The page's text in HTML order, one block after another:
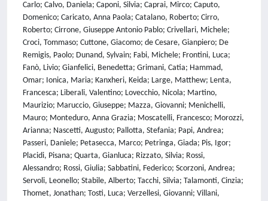
Carlo; Calvo, Daniela; Caponi, Silvia; Caprai, Mirco; Caputo,
Domenico; Caricato, Anna Paola; Catalano, Roberto; Cirro,
Roberto; Cirrone, Giuseppe Antonio Pablo; Crivellari, Michele;
Croci, Tommaso; Cuttone, Giacomo; de Cesare, Gianpiero; De
Remigis, Paolo; Dunand, Sylvain; Fabi, Michele; Frontini, Luca;
Fanò, Livio; Gianfelici, Benedetta; Grimani, Catia; Hammad,
Omar; Ionica, Maria; Kanxheri, Keida; Large, Matthew; Lenta,
Francesca; Liberali, Valentino; Lovecchio, Nicola; Martino,
Maurizio; Maruccio, Giuseppe; Mazza, Giovanni; Menichelli,
Mauro; Monteduro, Anna Grazia; Moscatelli, Francesco; Morozzi,
Arianna; Nascetti, Augusto; Pallotta, Stefania; Papi, Andrea;
Passeri, Daniele; Petasecca, Marco; Petringa, Giada; Pis, Igor;
Placidi, Pisana; Quarta, Gianluca; Rizzato, Silvia; Rossi,
Alessandro; Rossi, Giulia; Sabbatini, Federico; Scorzoni, Andrea;
Servoli, Leonello; Stabile, Alberto; Tacchi, Silvia; Talamonti, Cinzia;
Thomet, Jonathan; Tosti, Luca; Verzellesi, Giovanni; Villani,